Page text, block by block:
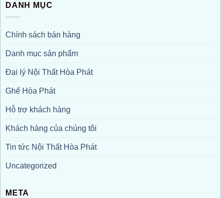
DANH MỤC
Chính sách bán hàng
Danh mục sản phẩm
Đại lý Nội Thất Hòa Phát
Ghế Hòa Phát
Hỗ trợ khách hàng
Khách hàng của chúng tôi
Tin tức Nội Thất Hòa Phát
Uncategorized
META